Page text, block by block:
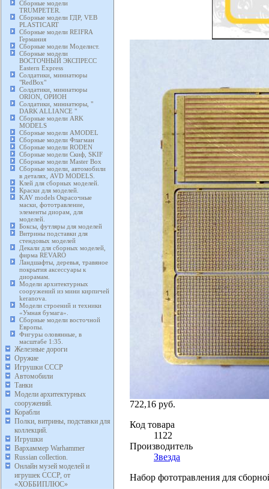
Сборные модели
TRUMPETER.
Сборные модели ГДР, VEB
PLASTICART
Сборные модели REIFRA
Германия
Сборные модели Моделист.
Сборные модели
ВОСТОЧНЫЙ ЭКСПРЕСС
Eastern Express
Солдатики, миниатюры
"RedBox"
Солдатики, миниатюры
ORION, ОРИОН
Солдатики, миниатюры, "
DARK ALLIANCE "
Сборные модели ARK
MODELS
Сборные модели AMODEL
Сборные модели Флагман
Сборные модели RODEN
Сборные модели Скиф, SKIF
Сборные модели Master Box
Сборные модели, автомобили
в деталях, AVD MODELS.
Клей для сборных моделей.
Краски для моделей.
KAV models Окрасочные
маски, фототравление,
элементы диорам, для
моделей.
Боксы, футляры для моделей
Витрины подставки для
стендовых моделей
Декали для сборных моделей,
фирма REVARO
Ландшафты, деревья, травяное
покрытия аксессуары к
диорамам.
Модели архитектурных
сооружений из мини кирпичей
keranova.
Модели строений и техники
«Умная бумага».
Сборные модели восточной
Европы.
Фигуры оловянные, в
масштабе 1:35.
Железные дороги
Оружие
Игрушки СССР
Автомобили
Танки
Модели архитектурных
сооружений.
Корабли
Полки, витрины, подставки для
коллекций.
Игрушки
Вархаммер Warhammer
Russian collection.
Онлайн музей моделей и
игрушек СССР, от
«ХОББИПЛЮС»
722,16 руб.
Код товара
1122
Производитель
Звезда
Набор фототравления для